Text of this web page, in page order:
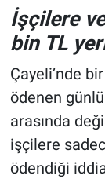
İşçilere
bin TL
Çayeli’nde
ödenen
arasında
işçilere
ödendiği